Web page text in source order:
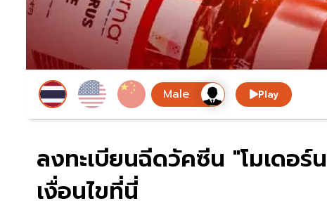
Play
ลงทะเบียนฉีดวัคซีน "โมเดอ
เงื่อนไขที่นี่